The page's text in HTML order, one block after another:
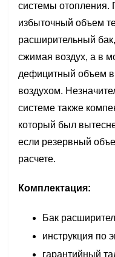
системы отопления.
избыточный объем
расширительный
сжимая воздух, а в
дефицитный объем
воздухом.
системе также
который был
если резервный
расчете.
Комплектация:
Бак
инструкция по
гарантийный